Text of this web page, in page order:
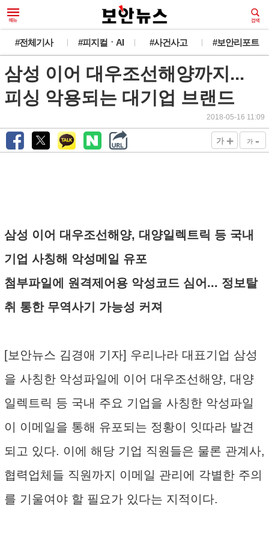
#전체기사 #피지컬ㆍAI #사건사고 #보안리포트
삼성 이어 대우조선해양까지...
피싱 악용되는 대기업 브랜드
2018-05-16 11:09
가 + 가 -
삼성 이어 대우조선해양, 대양일렉트릭 등 국내
기업 사칭해 악성메일 유포
첨부파일에 원격제어용 악성코드 심어... 정보탈
취 통한 무역사기 가능성 커져
[보안뉴스 김경애 기자] 우리나라 대표기업 삼성
을 사칭한 악성파일에 이어 대우조선해양, 대양
일렉트릭 등 국내 주요 기업을 사칭한 악성파일
이 이메일을 통해 유포되는 정황이 잇따라 발견
되고 있다. 이에 해당 기업 직원들은 물론 관계사,
협력업체들 직원까지 이메일 관리에 각별한 주의
를 기울여야 할 필요가 있다는 지적이다.